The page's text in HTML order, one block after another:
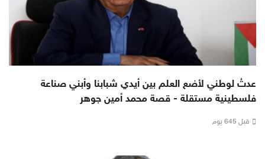
عدتُ لوطني لأضع العلم بين أيدي شبابنا وأبني صناعة
فلسطينية مستقلة - قصة محمد أمين جوهر
قبل 645 يوم